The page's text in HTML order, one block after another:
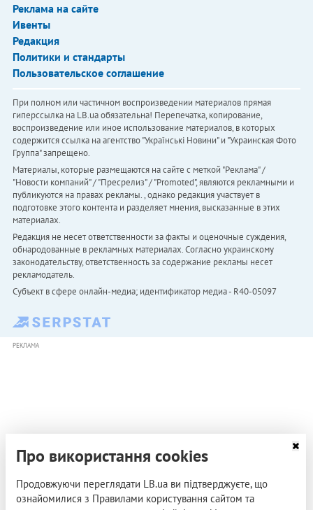
Реклама на сайте
Ивенты
Редакция
Политики и стандарты
Пользовательское соглашение
При полном или частичном воспроизведении материалов прямая
гиперссылка на LB.ua обязательна! Перепечатка, копирование,
воспроизведение или иное использование материалов, в которых
содержится ссылка на агентство "Українськi Новини" и "Украинская Фото
Группа" запрещено.
Материалы, которые размещаются на сайте с меткой "Реклама" /
"Новости компаний" / "Пресрелиз" / "Promoted", являются рекламными и
публикуются на правах рекламы. , однако редакция участвует в
подготовке этого контента и разделяет мнения, высказанные в этих
материалах.
Редакция не несет ответственности за факты и оценочные суждения,
обнародованные в рекламных материалах. Согласно украинскому
законодательству, ответственность за содержание рекламы несет
рекламодатель.
Субъект в сфере онлайн-медиа; идентификатор медиа - R40-05097
РЕКЛАМА
Про використання cookies
Продовжуючи переглядати LB.ua ви підтверджуєте, що
ознайомилися з Правилами користування сайтом та